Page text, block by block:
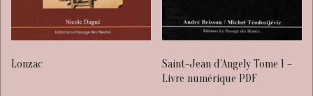
Lonzac
Saint-Jean d’Angely Tome 1 –
Livre numérique PDF